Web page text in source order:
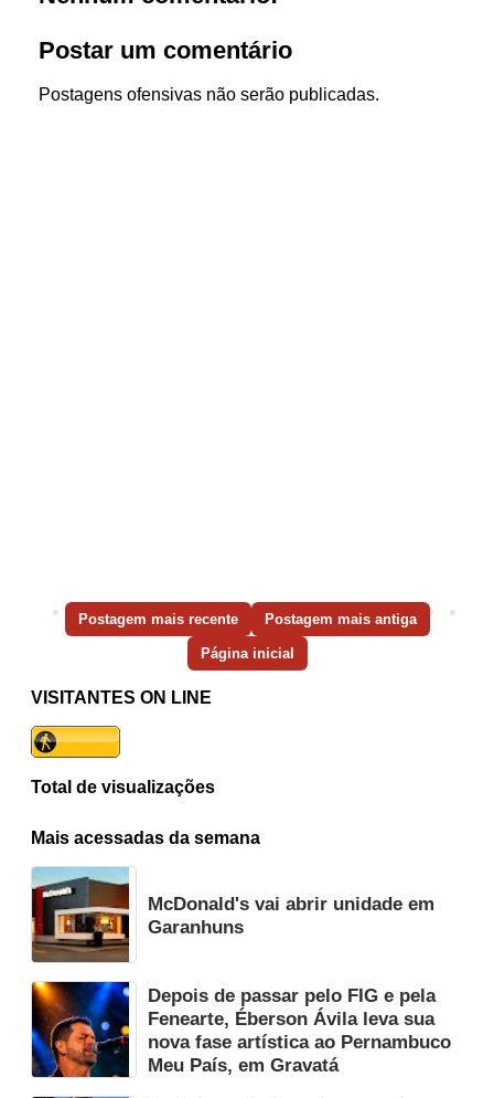
Postar um comentário
Postagens ofensivas não serão publicadas.
Postagem mais recente Postagem mais antiga
Página inicial
VISITANTES ON LINE
Total de visualizações
Mais acessadas da semana
McDonald's vai abrir unidade em
Garanhuns
Depois de passar pelo FIG e pela
Fenearte, Éberson Ávila leva sua
nova fase artística ao Pernambuco
Meu País, em Gravatá